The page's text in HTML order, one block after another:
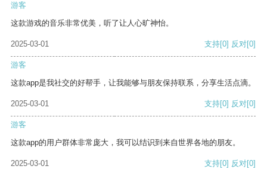
游客
这款游戏的音乐非常优美，听了让人心旷神怡。
2025-03-01 支持[0] 反对[0]
游客
这款app是我社交的好帮手，让我能够与朋友保持联系，分享生活点滴。
2025-03-01 支持[0] 反对[0]
游客
这款app的用户群体非常庞大，我可以结识到来自世界各地的朋友。
2025-03-01 支持[0] 反对[0]